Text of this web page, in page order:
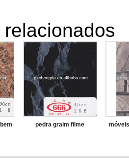
pedra graim filme